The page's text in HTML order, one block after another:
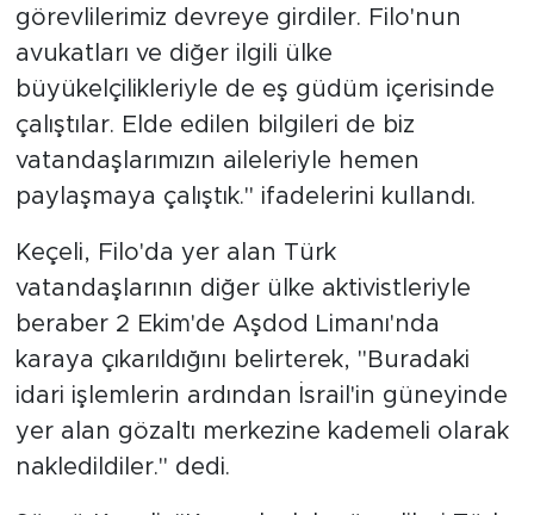
görevlilerimiz devreye girdiler. Filo'nun
avukatları ve diğer ilgili ülke
büyükelçilikleriyle de eş güdüm içerisinde
çalıştılar. Elde edilen bilgileri de biz
vatandaşlarımızın aileleriyle hemen
paylaşmaya çalıştık." ifadelerini kullandı.
Keçeli, Filo'da yer alan Türk
vatandaşlarının diğer ülke aktivistleriyle
beraber 2 Ekim'de Aşdod Limanı'nda
karaya çıkarıldığını belirterek, "Buradaki
idari işlemlerin ardından İsrail'in güneyinde
yer alan gözaltı merkezine kademeli olarak
nakledildiler." dedi.